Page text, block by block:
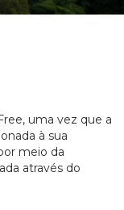
uma vez que a
à sua
meio da
através do